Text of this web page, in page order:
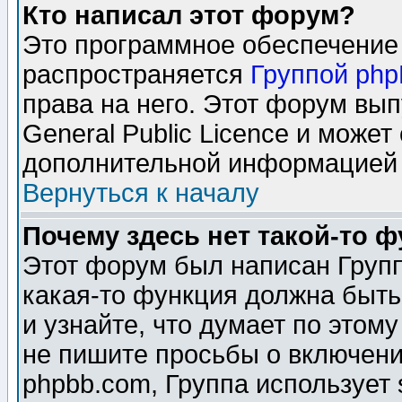
Кто написал этот форум?
Это программное
распространяется Группой
права на него. Этот форум
General Public Licence и может
дополнительной
Вернуться к началу
Почему здесь нет такой-то
Этот форум был написан
какая-то функция должна
и узнайте, что думает по
не пишите просьбы о
phpbb.com, Группа